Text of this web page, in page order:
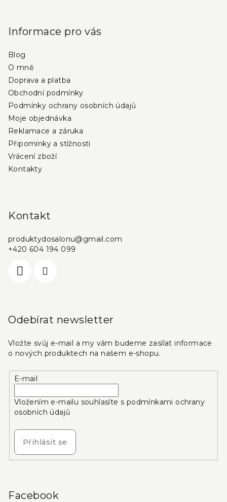
Informace pro vás
Blog
O mně
Doprava a platba
Obchodní podmínky
Podmínky ochrany osobních údajů
Moje objednávka
Reklamace a záruka
Připomínky a stížnosti
Vrácení zboží
Kontakty
Kontakt
produktydosalonu@gmail.com
+420 604 194 099
Odebírat newsletter
Vložte svůj e-mail a my vám budeme zasílat informace
o nových produktech na našem e-shopu.
E-mail
Vložením e-mailu souhlasíte s podmínkami ochrany
osobních údajů
Přihlásit se
Facebook